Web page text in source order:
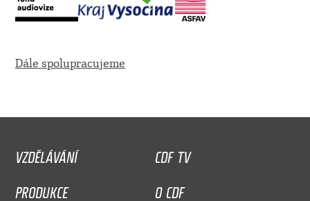
Dále spolupracujeme
VZDĚLÁVÁNÍ
CDF TV
PRODUKCE
O CDF